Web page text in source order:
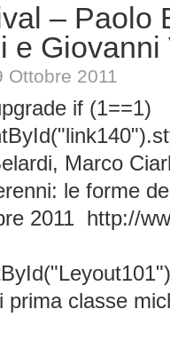
– Paolo
e
Ottobre 2011
if (1==1)
Marco
le forme
2011 http://
prima classe